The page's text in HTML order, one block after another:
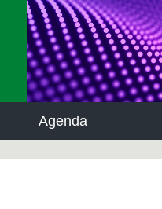
Agenda